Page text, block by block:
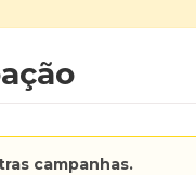
campanhas.